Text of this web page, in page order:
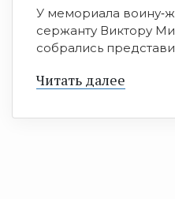
У мемориала
сержанту Виктору
собрались
Читать далее